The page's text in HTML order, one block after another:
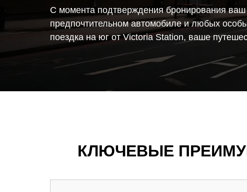
С момента подтверждения бронирования
предпочтительном автомобиле и любых
поездка на юг от Victoria Station, ваше
КЛЮЧЕВЫЕ